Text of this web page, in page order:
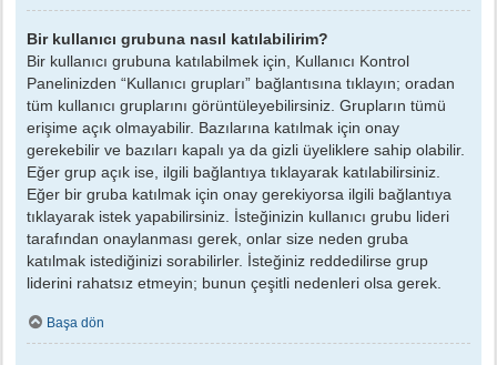
Bir kullanıcı grubuna nasıl katılabilirim?
Bir kullanıcı grubuna katılabilmek için, Kullanıcı Kontrol
Panelinizden “Kullanıcı grupları” bağlantısına tıklayın; oradan
tüm kullanıcı gruplarını görüntüleyebilirsiniz. Grupların tümü
erişime açık olmayabilir. Bazılarına katılmak için onay
gerekebilir ve bazıları kapalı ya da gizli üyeliklere sahip olabilir.
Eğer grup açık ise, ilgili bağlantıya tıklayarak katılabilirsiniz.
Eğer bir gruba katılmak için onay gerekiyorsa ilgili bağlantıya
tıklayarak istek yapabilirsiniz. İsteğinizin kullanıcı grubu lideri
tarafından onaylanması gerek, onlar size neden gruba
katılmak istediğinizi sorabilirler. İsteğiniz reddedilirse grup
liderini rahatsız etmeyin; bunun çeşitli nedenleri olsa gerek.
Başa dön